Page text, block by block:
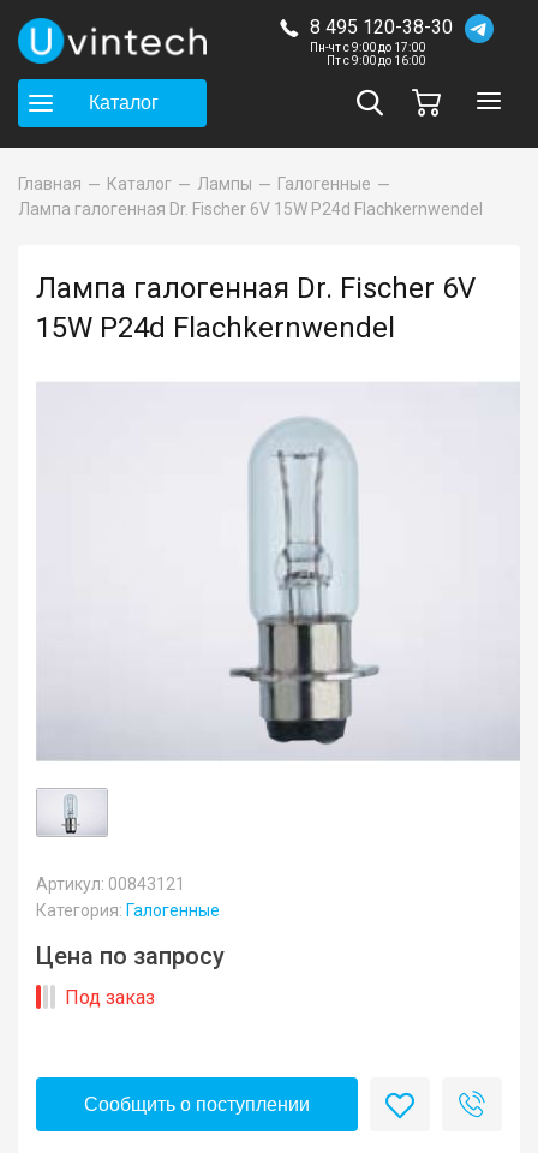
8 495 120-38-30
Пн-чт с 9:00 до 17:00
Пт с 9:00 до 16:00
Каталог
Главная Каталог Лампы
Галогенные
Лампа галогенная Dr. Fischer 6V 15W P24d Flachkernwendel
Лампа галогенная Dr. Fischer 6V
15W P24d Flachkernwendel
Артикул: 00843121
Категория: Галогенные
Цена по запросу
Под заказ
Сообщить о поступлении